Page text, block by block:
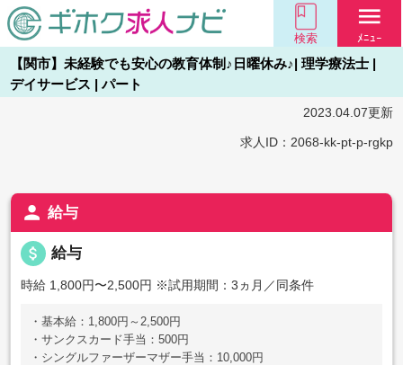
検索
menu
ﾒﾆｭｰ
【関市】未経験でも安心の教育体制♪日曜休み♪| 理学療法士 |
デイサービス | パート
2023.04.07更新
求人ID：2068-kk-pt-p-rgkp
person 給与
attach_money 給与
時給 1,800円〜2,500円 ※試用期間：3ヵ月／同条件
・基本給：1,800円～2,500円
・サンクスカード手当：500円
・シングルファーザーマザー手当：10,000円